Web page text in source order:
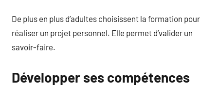
De plus en plus d’adultes choisissent la formation pour
réaliser un projet personnel. Elle permet d’valider un
savoir-faire.
Développer ses compétences